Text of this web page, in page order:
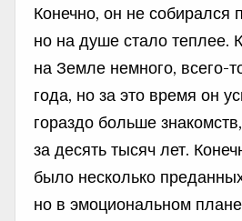
Конечно, он не собирался
но на душе стало теплее.
на Земле немного, всего-
года, но за это время он
гораздо больше
за десять тысяч лет.
было несколько
но в эмоциональном